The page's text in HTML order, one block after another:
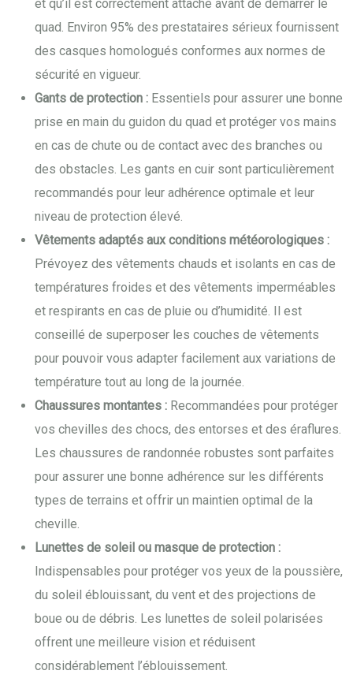
et qu’il est correctement attaché avant de démarrer le
quad. Environ 95% des prestataires sérieux fournissent
des casques homologués conformes aux normes de
sécurité en vigueur.
Gants de protection : Essentiels pour assurer une bonne
prise en main du guidon du quad et protéger vos mains
en cas de chute ou de contact avec des branches ou
des obstacles. Les gants en cuir sont particulièrement
recommandés pour leur adhérence optimale et leur
niveau de protection élevé.
Vêtements adaptés aux conditions météorologiques :
Prévoyez des vêtements chauds et isolants en cas de
températures froides et des vêtements imperméables
et respirants en cas de pluie ou d’humidité. Il est
conseillé de superposer les couches de vêtements
pour pouvoir vous adapter facilement aux variations de
température tout au long de la journée.
Chaussures montantes : Recommandées pour protéger
vos chevilles des chocs, des entorses et des éraflures.
Les chaussures de randonnée robustes sont parfaites
pour assurer une bonne adhérence sur les différents
types de terrains et offrir un maintien optimal de la
cheville.
Lunettes de soleil ou masque de protection :
Indispensables pour protéger vos yeux de la poussière,
du soleil éblouissant, du vent et des projections de
boue ou de débris. Les lunettes de soleil polarisées
offrent une meilleure vision et réduisent
considérablement l’éblouissement.